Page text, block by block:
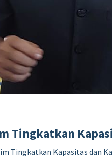
Tingkatkan
Tingkatkan Kapasitas dan